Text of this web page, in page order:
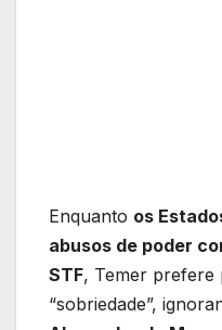
Enquanto os
abusos de poder
STF, Temer prefere
“sobriedade”,